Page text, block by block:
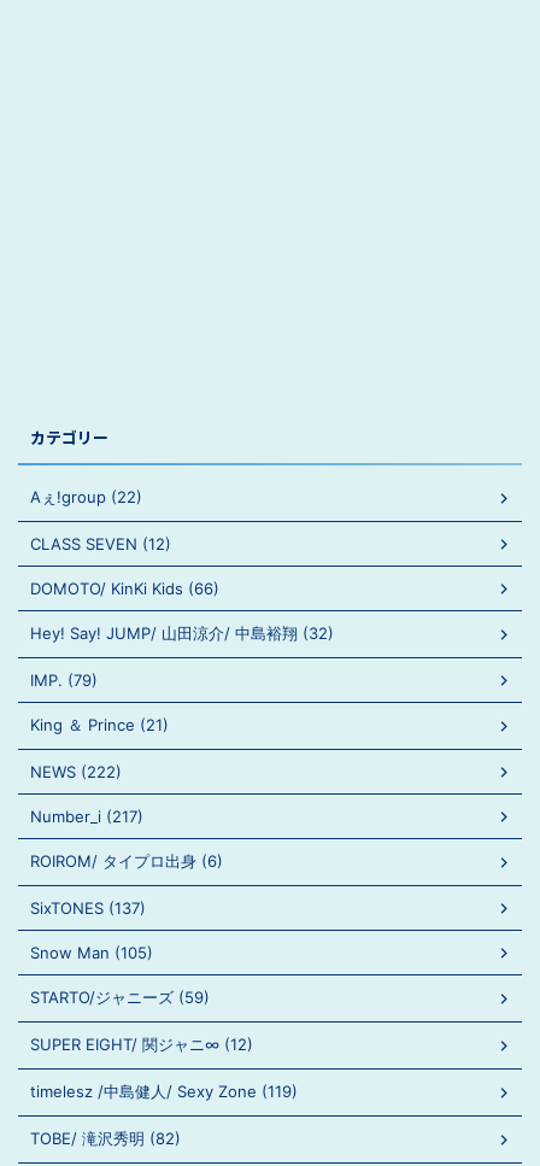
カテゴリー
Aぇ!group (22)
CLASS SEVEN (12)
DOMOTO/ KinKi Kids (66)
Hey! Say! JUMP/ 山田涼介/ 中島裕翔 (32)
IMP. (79)
King ＆ Prince (21)
NEWS (222)
Number_i (217)
ROIROM/ タイプロ出身 (6)
SixTONES (137)
Snow Man (105)
STARTO/ジャニーズ (59)
SUPER EIGHT/ 関ジャニ∞ (12)
timelesz /中島健人/ Sexy Zone (119)
TOBE/ 滝沢秀明 (82)